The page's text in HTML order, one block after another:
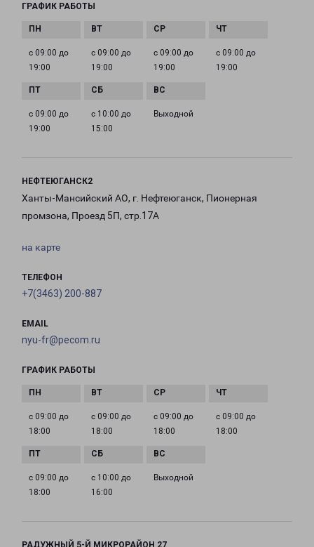
ГРАФИК РАБОТЫ
с 09:00 до
19:00
с 09:00 до
19:00
с 09:00 до
19:00
с 09:00 до
19:00
с 09:00 до
19:00
с 10:00 до
15:00
Выходной
НЕФТЕЮГАНСК2
Ханты-Мансийский АО, г. Нефтеюганск, Пионерная
промзона, Проезд 5П, стр.17А
на карте
ТЕЛЕФОН
+7(3463) 200-887
EMAIL
nyu-fr@pecom.ru
ГРАФИК РАБОТЫ
с 09:00 до
18:00
с 09:00 до
18:00
с 09:00 до
18:00
с 09:00 до
18:00
с 09:00 до
18:00
с 10:00 до
16:00
Выходной